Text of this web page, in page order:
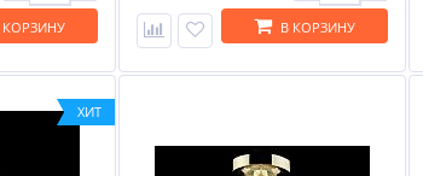
КОРЗИНУ В КОРЗИНУ
ХИТ